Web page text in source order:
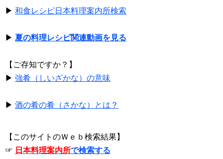
▶ 和食レシピ日本料理案内所検索
▶ 夏の料理レシピ関連動画を見る
【ご存知ですか？】
▶ 強肴（しいざかな）の意味
▶ 酒の肴の肴（さかな）とは？
【このサイトのＷｅｂ検索結果】
☞ 日本料理案内所で検索する